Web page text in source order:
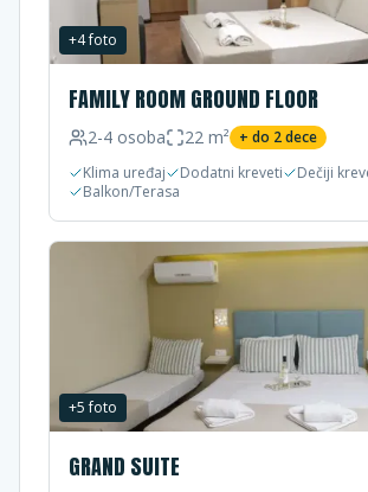
+4foto
FAMILY ROOM GROUND FLOOR
2-4 osoba 22 m² + do 2dece
Klima uređaj
Dodatni kreveti
Dečiji
Balkon/Terasa
+5foto
GRAND SUITE